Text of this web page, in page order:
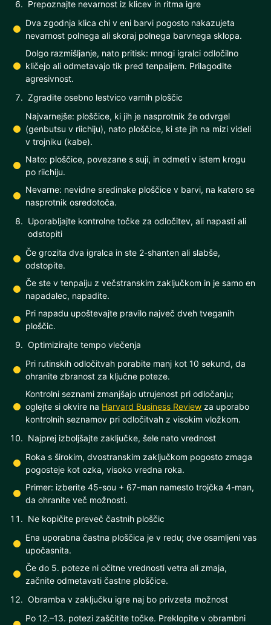
Prepoznajte nevarnost iz klicev in ritma igre
Dva zgodnja klica chi v eni barvi pogosto nakazujeta
nevarnost polnega ali skoraj polnega barvnega sklopa.
Dolgo razmišljanje, nato pritisk: mnogi igralci odločilno
kličejo ali odmetavajo tik pred tenpaijem. Prilagodite
agresivnost.
Zgradite osebno lestvico varnih ploščic
Najvarnejše: ploščice, ki jih je nasprotnik že odvrgel
(genbutsu v riichiju), nato ploščice, ki ste jih na mizi videli
v trojniku (kabe).
Nato: ploščice, povezane s suji, in odmeti v istem krogu
po riichiju.
Nevarne: nevidne sredinske ploščice v barvi, na katero se
nasprotnik osredotoča.
Uporabljajte kontrolne točke za odločitev, ali napasti ali
odstopiti
Če grozita dva igralca in ste 2-shanten ali slabše,
odstopite.
Če ste v tenpaiju z večstranskim zaključkom in je samo en
napadalec, napadite.
Pri napadu upoštevajte pravilo največ dveh tveganih
ploščic.
Optimizirajte tempo vlečenja
Pri rutinskih odločitvah porabite manj kot 10 sekund, da
ohranite zbranost za ključne poteze.
Kontrolni seznami zmanjšajo utrujenost pri odločanju;
oglejte si okvire na Harvard Business Review za uporabo
kontrolnih seznamov pri odločitvah z visokim vložkom.
Najprej izboljšajte zaključke, šele nato vrednost
Roka s širokim, dvostranskim zaključkom pogosto zmaga
pogosteje kot ozka, visoko vredna roka.
Primer: izberite 45-sou + 67-man namesto trojčka 4-man,
da ohranite več možnosti.
Ne kopičite preveč častnih ploščic
Ena uporabna častna ploščica je v redu; dve osamljeni vas
upočasnita.
Če do 5. poteze ni očitne vrednosti vetra ali zmaja,
začnite odmetavati častne ploščice.
Obramba v zaključku igre naj bo privzeta možnost
Po 12.–13. potezi zaščitite točke. Preklopite v obrambni